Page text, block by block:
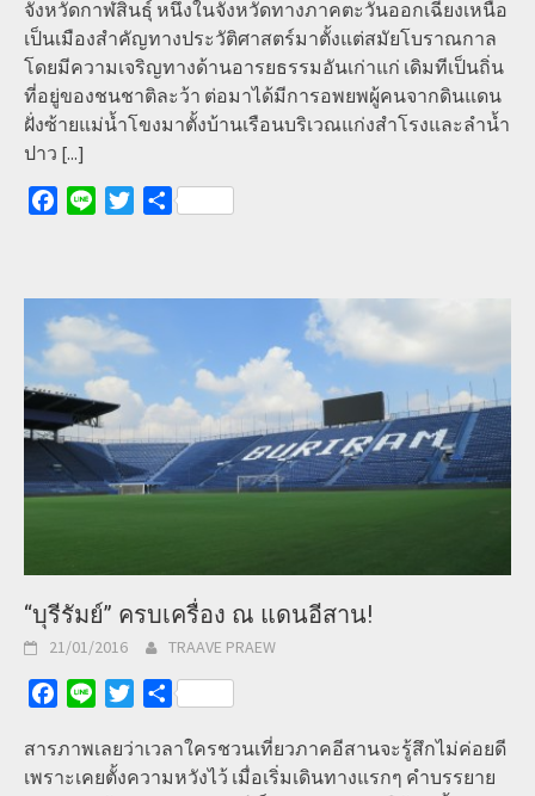
จังหวัดกาฬสินธุ์ หนึ่งในจังหวัดทางภาคตะวันออกเฉียงเหนือ
เป็นเมืองสำคัญทางประวัติศาสตร์มาตั้งแต่สมัยโบราณกาล
โดยมีความเจริญทางด้านอารยธรรมอันเก่าแก่ เดิมทีเป็นถิ่น
ที่อยู่ของชนชาติละว้า ต่อมาได้มีการอพยพผู้คนจากดินแดน
ฝั่งซ้ายแม่น้ำโขงมาตั้งบ้านเรือนบริเวณแก่งสำโรงและลำน้ำ
ปาว [...]
Facebook
Line TwitterShare
“บุรีรัมย์” ครบเครื่อง ณ แดนอีสาน!
21/01/2016 TRAAVE PRAEW
Facebook
Line TwitterShare
สารภาพเลยว่าเวลาใครชวนเที่ยวภาคอีสานจะรู้สึกไม่ค่อยดี
เพราะเคยตั้งความหวังไว้ เมื่อเริ่มเดินทางแรกๆ คำบรรยาย